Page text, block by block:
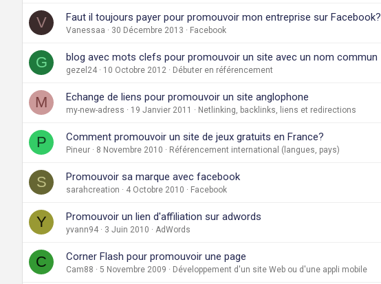
V Faut il toujours payer pour promouvoir mon entreprise sur Facebook?
Vanessaa 30 Décembre 2013 Facebook
G blog avec mots clefs pour promouvoir un site avec un nom commun
gezel24 10 Octobre 2012 Débuter en référencement
M Echange de liens pour promouvoir un site anglophone
my-new-adress 19 Janvier 2011 Netlinking, backlinks, liens et redirections
P Comment promouvoir un site de jeux gratuits en France?
Pineur 8 Novembre 2010 Référencement international (langues, pays)
S Promouvoir sa marque avec facebook
sarahcreation 4 Octobre 2010 Facebook
Y Promouvoir un lien d'affiliation sur adwords
yvann94 3 Juin 2010 AdWords
C Corner Flash pour promouvoir une page
Cam88 5 Novembre 2009 Développement d'un site Web ou d'une appli mobile